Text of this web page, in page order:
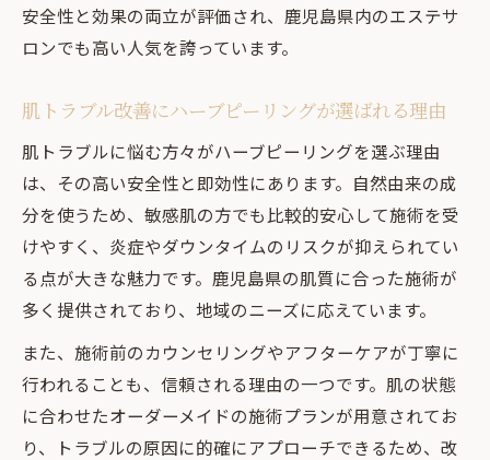
安全性と効果の両立が評価され、鹿児島県内のエステサ
ロンでも高い人気を誇っています。
肌トラブル改善にハーブピーリングが選ばれる理由
肌トラブルに悩む方々がハーブピーリングを選ぶ理由
は、その高い安全性と即効性にあります。自然由来の成
分を使うため、敏感肌の方でも比較的安心して施術を受
けやすく、炎症やダウンタイムのリスクが抑えられてい
る点が大きな魅力です。鹿児島県の肌質に合った施術が
多く提供されており、地域のニーズに応えています。
また、施術前のカウンセリングやアフターケアが丁寧に
行われることも、信頼される理由の一つです。肌の状態
に合わせたオーダーメイドの施術プランが用意されてお
り、トラブルの原因に的確にアプローチできるため、改